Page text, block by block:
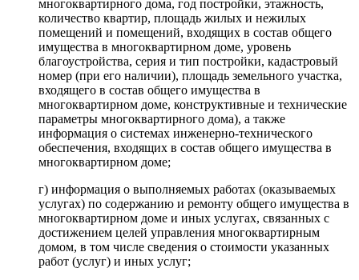
многоквартирного дома, год постройки, этажность,
количество квартир, площадь жилых и нежилых
помещений и помещений, входящих в состав общего
имущества в многоквартирном доме, уровень
благоустройства, серия и тип постройки, кадастровый
номер (при его наличии), площадь земельного участка,
входящего в состав общего имущества в
многоквартирном доме, конструктивные и технические
параметры многоквартирного дома), а также
информация о системах инженерно-технического
обеспечения, входящих в состав общего имущества в
многоквартирном доме;
г) информация о выполняемых работах (оказываемых
услугах) по содержанию и ремонту общего имущества в
многоквартирном доме и иных услугах, связанных с
достижением целей управления многоквартирным
домом, в том числе сведения о стоимости указанных
работ (услуг) и иных услуг;